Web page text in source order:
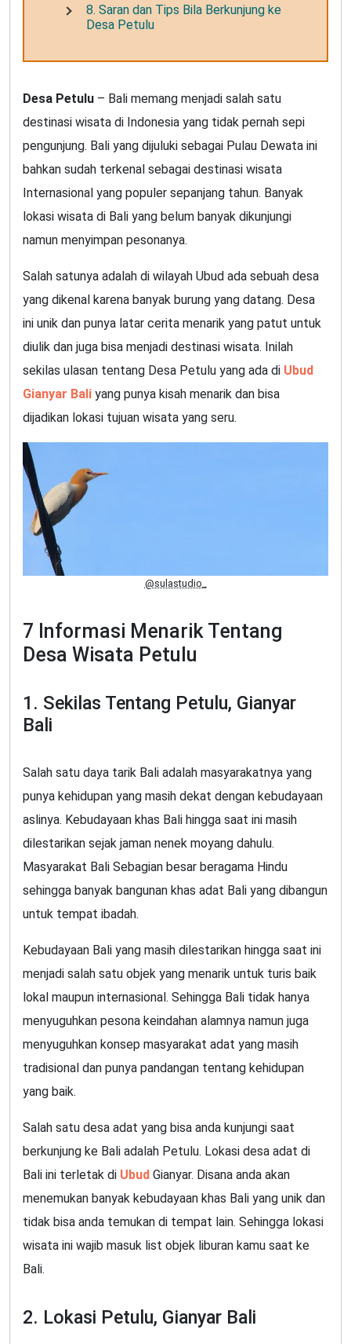
8. Saran dan Tips Bila Berkunjung ke
Desa Petulu
Desa Petulu – Bali memang menjadi salah satu
destinasi wisata di Indonesia yang tidak pernah sepi
pengunjung. Bali yang dijuluki sebagai Pulau Dewata ini
bahkan sudah terkenal sebagai destinasi wisata
Internasional yang populer sepanjang tahun. Banyak
lokasi wisata di Bali yang belum banyak dikunjungi
namun menyimpan pesonanya.
Salah satunya adalah di wilayah Ubud ada sebuah desa
yang dikenal karena banyak burung yang datang. Desa
ini unik dan punya latar cerita menarik yang patut untuk
diulik dan juga bisa menjadi destinasi wisata. Inilah
sekilas ulasan tentang Desa Petulu yang ada di Ubud
Gianyar Bali yang punya kisah menarik dan bisa
dijadikan lokasi tujuan wisata yang seru.
@sulastudio_
7 Informasi Menarik Tentang
Desa Wisata Petulu
1. Sekilas Tentang Petulu, Gianyar
Bali
Salah satu daya tarik Bali adalah masyarakatnya yang
punya kehidupan yang masih dekat dengan kebudayaan
aslinya. Kebudayaan khas Bali hingga saat ini masih
dilestarikan sejak jaman nenek moyang dahulu.
Masyarakat Bali Sebagian besar beragama Hindu
sehingga banyak bangunan khas adat Bali yang dibangun
untuk tempat ibadah.
Kebudayaan Bali yang masih dilestarikan hingga saat ini
menjadi salah satu objek yang menarik untuk turis baik
lokal maupun internasional. Sehingga Bali tidak hanya
menyuguhkan pesona keindahan alamnya namun juga
menyuguhkan konsep masyarakat adat yang masih
tradisional dan punya pandangan tentang kehidupan
yang baik.
Salah satu desa adat yang bisa anda kunjungi saat
berkunjung ke Bali adalah Petulu. Lokasi desa adat di
Bali ini terletak di Ubud Gianyar. Disana anda akan
menemukan banyak kebudayaan khas Bali yang unik dan
tidak bisa anda temukan di tempat lain. Sehingga lokasi
wisata ini wajib masuk list objek liburan kamu saat ke
Bali.
2. Lokasi Petulu, Gianyar Bali